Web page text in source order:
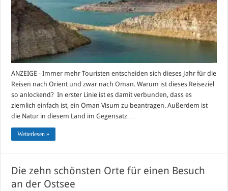
ANZEIGE - Immer mehr Touristen entscheiden sich dieses Jahr für die
Reisen nach Orient und zwar nach Oman. Warum ist dieses Reiseziel
so anlockend? In erster Linie ist es damit verbunden, dass es
ziemlich einfach ist, ein Oman Visum zu beantragen. Außerdem ist
die Natur in diesem Land im Gegensatz …
Weiterlesen »
Die zehn schönsten Orte für einen Besuch
an der Ostsee